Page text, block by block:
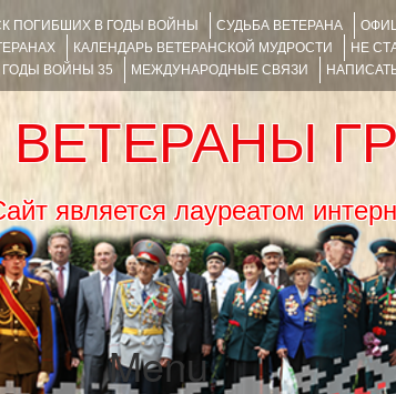
ПОГИБШИХ В ГОДЫ ВОЙНЫ СУДЬБА ВЕТЕРАНА
КАЛЕНДАРЬ ВЕТЕРАНСКОЙ МУДРОСТИ НЕ
ВОЙНЫ 35 МЕЖДУНАРОДНЫЕ СВЯЗИ
ВЕТЕРАНЫ
является лауреатом
Menu